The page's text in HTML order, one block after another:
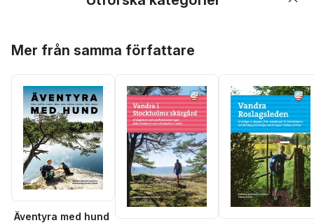
Mer från samma författare
Äventyra med hund